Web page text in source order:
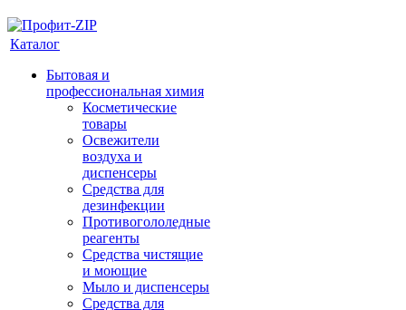
Каталог
Бытовая и
профессиональная химия
Косметические
товары
Освежители
воздуха и
диспенсеры
Средства для
дезинфекции
Противогололедные
реагенты
Средства чистящие
и моющие
Мыло и диспенсеры
Средства для